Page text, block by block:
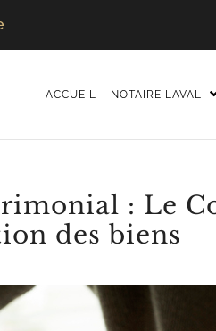
ACCUEIL NOTAIRE LAVAL
: Le
des biens